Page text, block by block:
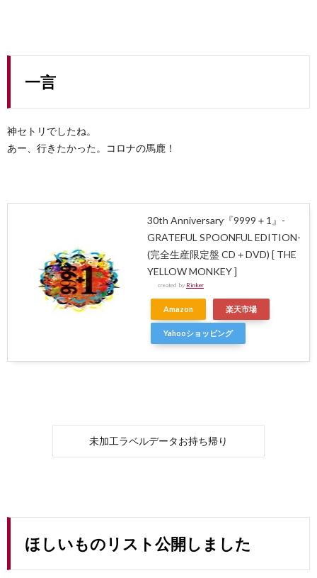
一言
神セトリでしたね。
あー、行きたかった。コロナの馬鹿！
30th Anniversary『9999＋1』-
GRATEFUL SPOONFUL EDITION-
(完全生産限定盤 CD＋DVD) [ THE
YELLOW MONKEY ]
created by Rinker
Amazon 楽天市場
Yahooショッピング
未加工ラベルデータお持ち帰り
ほしいものリスト公開しました